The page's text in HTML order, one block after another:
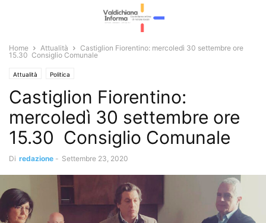
Home Attualità
Castiglion Fiorentino: mercoledì 30 settembre ore
15.30 Consiglio Comunale
Attualità Politica
Castiglion Fiorentino:
mercoledì 30 settembre ore
15.30 Consiglio Comunale
Di redazione - Settembre 23, 2020